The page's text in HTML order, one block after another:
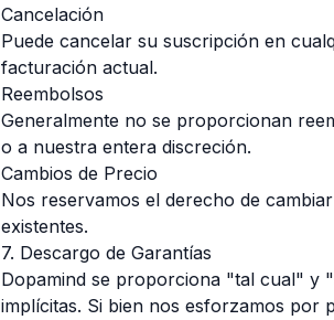
Cancelación
Puede cancelar su suscripción en
facturación actual.
Reembolsos
Generalmente no se proporcionan
o a nuestra entera discreción.
Cambios de Precio
Nos reservamos el derecho de
existentes.
7. Descargo de Garantías
Dopamind se proporciona "tal cual" y
implícitas. Si bien nos esforzamos por